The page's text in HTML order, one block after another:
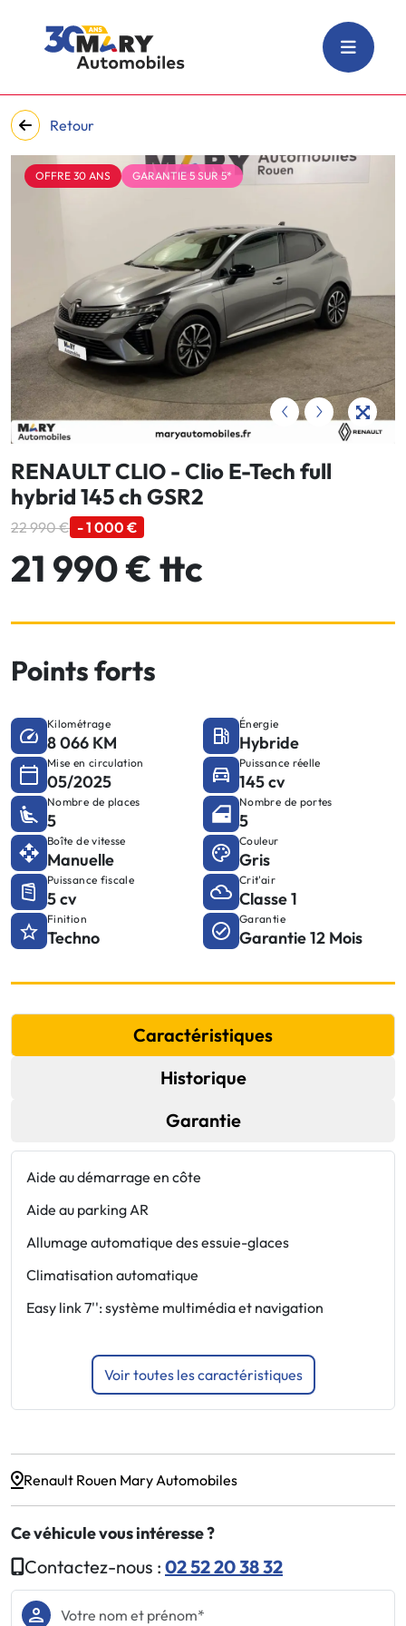
Retour
‹ ›
OFFRE 30 ANS GARANTIE 5 SUR 5*
RENAULT CLIO - Clio E-Tech full
hybrid 145 ch GSR2
22 990 € - 1 000 €
21 990 € ttc
Points forts
Kilométrage
8 066 KM
Énergie
Hybride
Mise en circulation
05/2025
Puissance réelle
145 cv
Nombre de places
5
Nombre de portes
5
Boîte de vitesse
Manuelle
Couleur
Gris
Puissance fiscale
5 cv
Crit'air
Classe 1
Finition
Techno
Garantie
Garantie 12 Mois
Caractéristiques
Historique
Garantie
Aide au démarrage en côte
Aide au parking AR
Allumage automatique des essuie-glaces
Climatisation automatique
Easy link 7'': système multimédia et navigation
Voir toutes les caractéristiques
Renault Rouen Mary Automobiles
Ce véhicule vous intéresse ?
Contactez-nous : 02 52 20 38 32